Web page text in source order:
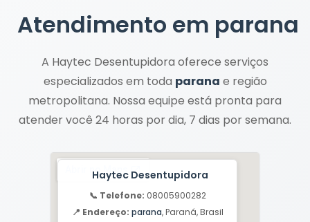
Atendimento em parana
A Haytec Desentupidora oferece serviços
especializados em toda parana e região
metropolitana. Nossa equipe está pronta para
atender você 24 horas por dia, 7 dias por semana.
Haytec Desentupidora
📞 Telefone: 08005900282
📍 Endereço: parana, Paraná, Brasil